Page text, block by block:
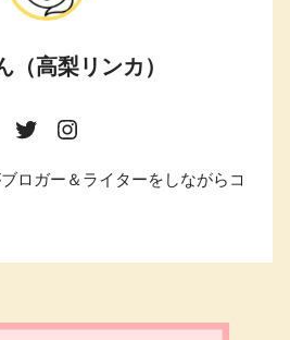
（高梨リンカ）
ロガー＆ライターをしながらコ